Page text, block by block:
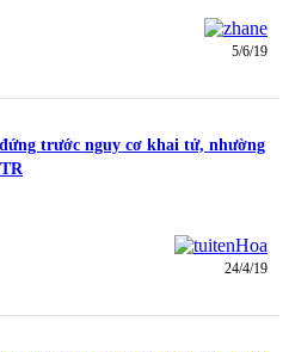
5/6/19
trước nguy cơ khai tử, nhường
24/4/19